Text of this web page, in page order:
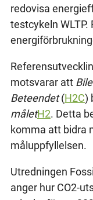
redovisa
testcykeln
motsvarar att
Beteendet(H2C)
måletH2. Detta
komma att bidra
måluppfyllelsen.
Utredningen
anger hur CO2-